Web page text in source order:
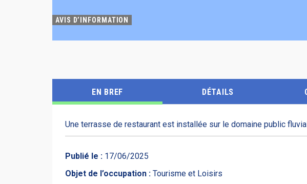
AVIS D’INFORMATION
EN BREF DÉTAILS
Une terrasse de restaurant est installée sur le domaine public
Publié le : 17/06/2025
Objet de l’occupation : Tourisme et Loisirs